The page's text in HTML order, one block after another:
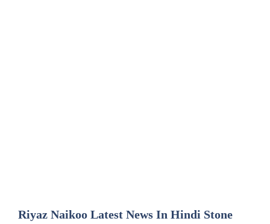
Riyaz Naikoo Latest News In Hindi Stone